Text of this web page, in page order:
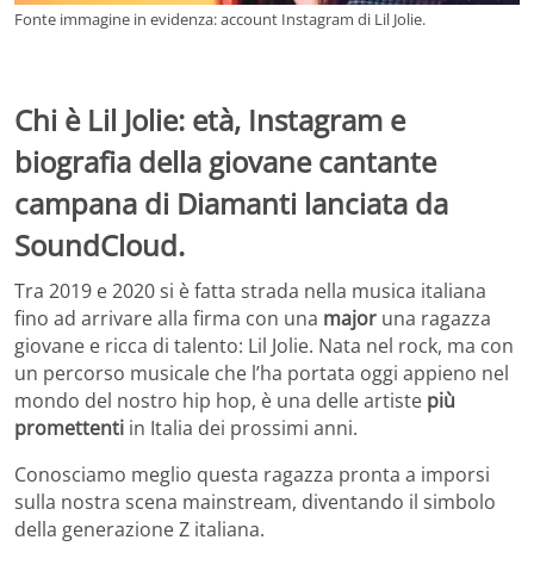
Fonte immagine in evidenza: account Instagram di Lil Jolie.
Chi è Lil Jolie: età, Instagram e
biografia della giovane cantante
campana di Diamanti lanciata da
SoundCloud.
Tra 2019 e 2020 si è fatta strada nella musica italiana
fino ad arrivare alla firma con una major una ragazza
giovane e ricca di talento: Lil Jolie. Nata nel rock, ma con
un percorso musicale che l’ha portata oggi appieno nel
mondo del nostro hip hop, è una delle artiste più
promettenti in Italia dei prossimi anni.
Conosciamo meglio questa ragazza pronta a imporsi
sulla nostra scena mainstream, diventando il simbolo
della generazione Z italiana.